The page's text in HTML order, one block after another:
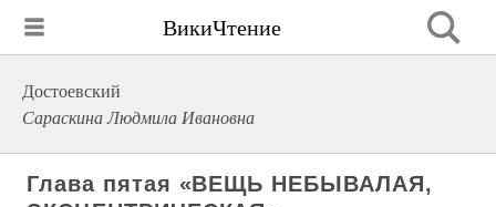
ВикиЧтение
Достоевский
Сараскина Людмила Ивановна
Глава пятая «ВЕЩЬ НЕБЫВАЛАЯ,